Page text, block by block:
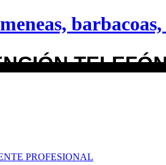
barbacoas,
PROFESIONAL